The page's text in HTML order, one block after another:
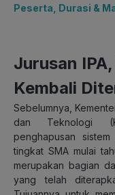
Peserta, Durasi &
Jurusan
Kembali
Sebelumnya,
dan Teknologi
penghapusan
tingkat SMA mulai
merupakan bagian
yang telah